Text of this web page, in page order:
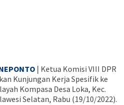
| Ketua Komisi VIII DPR
Kunjungan Kerja Spesifik ke
Kompasa Desa Loka, Kec.
Selatan, Rabu (19/10/2022).